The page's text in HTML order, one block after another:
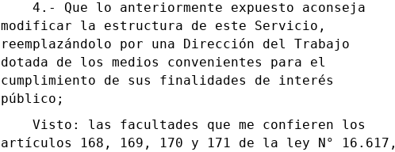
4.- Que lo anteriormente expuesto aconseja
modificar la estructura de este Servicio,
reemplazándolo por una Dirección del Trabajo
dotada de los medios convenientes para el
cumplimiento de sus finalidades de interés
público;
Visto: las facultades que me confieren los
artículos 168, 169, 170 y 171 de la ley N° 16.617,